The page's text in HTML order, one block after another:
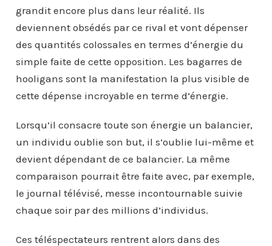
grandit encore plus dans leur réalité. Ils
deviennent obsédés par ce rival et vont dépenser
des quantités colossales en termes d’énergie du
simple faite de cette opposition. Les bagarres de
hooligans sont la manifestation la plus visible de
cette dépense incroyable en terme d’énergie.
Lorsqu’il consacre toute son énergie un balancier,
un individu oublie son but, il s’oublie lui-même et
devient dépendant de ce balancier. La même
comparaison pourrait être faite avec, par exemple,
le journal télévisé, messe incontournable suivie
chaque soir par des millions d’individus.
Ces téléspectateurs rentrent alors dans des